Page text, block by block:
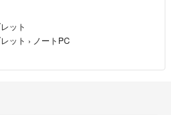
。
ット
ット › ノートPC